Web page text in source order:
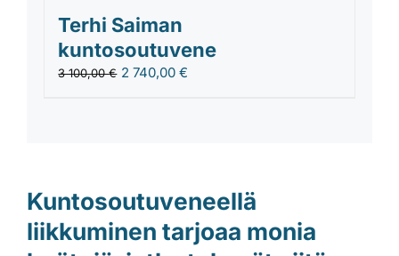
Terhi Saiman
kuntosoutuvene
3 100,00€ 2 740,00€
Kuntosoutuveneellä
liikkuminen tarjoaa monia